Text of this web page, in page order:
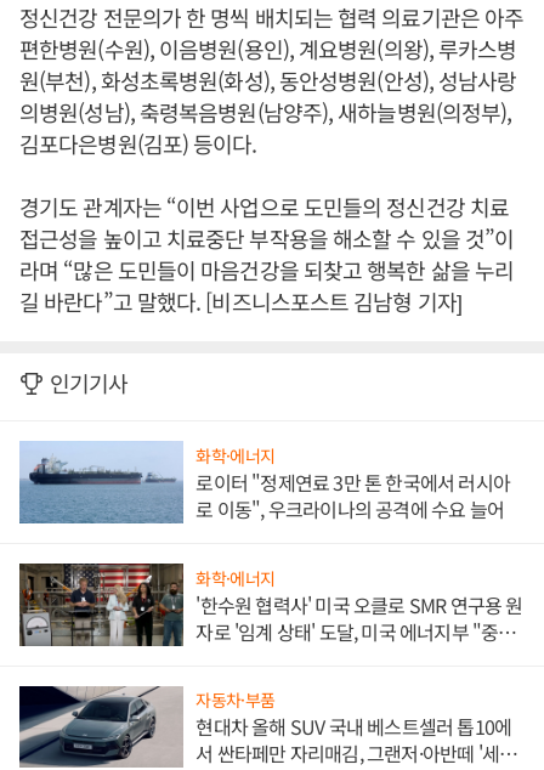
정신건강 전문의가 한 명씩 배치되는 협력 의료기관은 아주
편한병원(수원), 이음병원(용인), 계요병원(의왕), 루카스병
원(부천), 화성초록병원(화성), 동안성병원(안성), 성남사랑
의병원(성남), 축령복음병원(남양주), 새하늘병원(의정부),
김포다은병원(김포) 등이다.
경기도 관계자는 “이번 사업으로 도민들의 정신건강 치료
접근성을 높이고 치료중단 부작용을 해소할 수 있을 것”이
라며 “많은 도민들이 마음건강을 되찾고 행복한 삶을 누리
길 바란다”고 말했다. [비즈니스포스트 김남형 기자]
인기기사
화학·에너지
로이터 "정제연료 3만 톤 한국에서 러시아
로 이동", 우크라이나의 공격에 수요 늘어
화학·에너지
'한수원 협력사' 미국 오클로 SMR 연구용 원
자로 '임계 상태' 도달, 미국 에너지부 "중요
자동차·부품
현대차 올해 SUV 국내 베스트셀러 톱10에
서 싼타페만 자리매김, 그랜저·아반떼 '세단